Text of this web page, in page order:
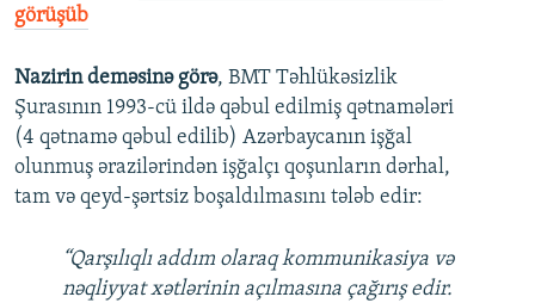
görüşüb
Nazirin deməsinə görə, BMT Təhlükəsizlik
Şurasının 1993-cü ildə qəbul edilmiş qətnamələri
(4 qətnamə qəbul edilib) Azərbaycanın işğal
olunmuş ərazilərindən işğalçı qoşunların dərhal,
tam və qeyd-şərtsiz boşaldılmasını tələb edir:
“Qarşılıqlı addım olaraq kommunikasiya və
nəqliyyat xətlərinin açılmasına çağırış edir.